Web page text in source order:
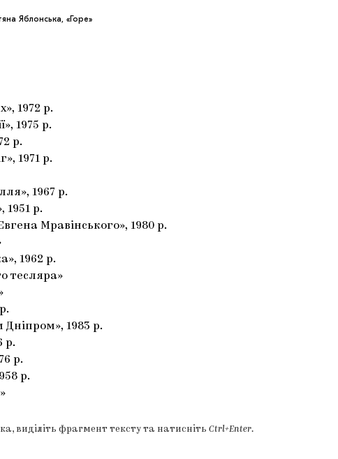
Яблонська, «Горе»
1972 р.
1975 р.
р.
1971 р.
1967 р.
1951 р.
Мравінського», 1980 р.
1962 р.
тесляра»
1983 р.
р.
р.
р.
виділіть фрагмент тексту та натисніть Ctrl+Enter.